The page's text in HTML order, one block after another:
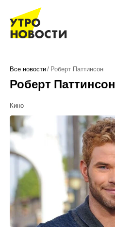
Все новости Роберт Паттинсон
Роберт Паттинсон
Кино